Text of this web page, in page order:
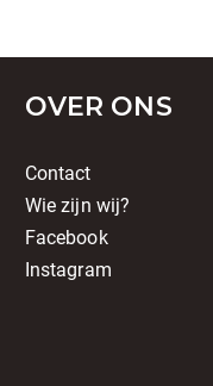
OVER ONS
Contact
Wie zijn wij?
Facebook
Instagram